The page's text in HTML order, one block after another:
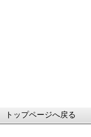
トップページへ戻る